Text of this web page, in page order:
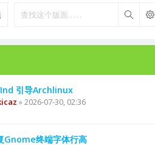
搜索
引导Archlinux
» 2026-07-30, 02:36
Gnome终端字体行高